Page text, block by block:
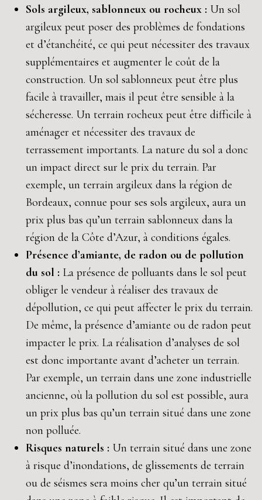
Sols argileux, sablonneux ou rocheux : Un sol
argileux peut poser des problèmes de fondations
et d’étanchéité, ce qui peut nécessiter des travaux
supplémentaires et augmenter le coût de la
construction. Un sol sablonneux peut être plus
facile à travailler, mais il peut être sensible à la
sécheresse. Un terrain rocheux peut être difficile à
aménager et nécessiter des travaux de
terrassement importants. La nature du sol a donc
un impact direct sur le prix du terrain. Par
exemple, un terrain argileux dans la région de
Bordeaux, connue pour ses sols argileux, aura un
prix plus bas qu’un terrain sablonneux dans la
région de la Côte d’Azur, à conditions égales.
Présence d’amiante, de radon ou de pollution
du sol : La présence de polluants dans le sol peut
obliger le vendeur à réaliser des travaux de
dépollution, ce qui peut affecter le prix du terrain.
De même, la présence d’amiante ou de radon peut
impacter le prix. La réalisation d’analyses de sol
est donc importante avant d’acheter un terrain.
Par exemple, un terrain dans une zone industrielle
ancienne, où la pollution du sol est possible, aura
un prix plus bas qu’un terrain situé dans une zone
non polluée.
Risques naturels : Un terrain situé dans une zone
à risque d’inondations, de glissements de terrain
ou de séismes sera moins cher qu’un terrain situé